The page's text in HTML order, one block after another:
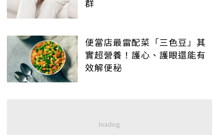
群
便當店最雷配菜「三色豆」其
實超營養！護心、護眼還能有
效解便秘